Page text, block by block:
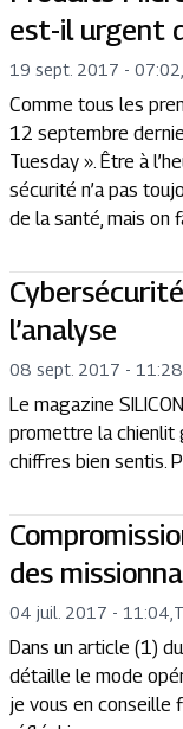
est-il urgent
19 sept. 2017 - 07:02
Comme tous les
12 septembre
Tuesday ». Être à
sécurité n’a pas
de la santé, mais on
l’analyse
08 sept. 2017 - 11:28
Le magazine
promettre la chienlit
chiffres bien sentis.
des
04 juil. 2017 - 11:04
Dans un article (1)
détaille le mode
je vous en conseille